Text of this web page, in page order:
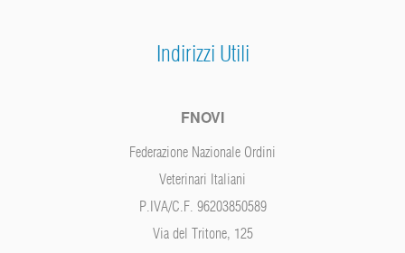
Indirizzi Utili
FNOVI
Federazione Nazionale Ordini
Veterinari Italiani
P.IVA/C.F. 96203850589
Via del Tritone, 125